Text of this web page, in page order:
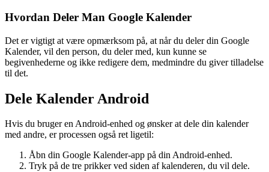
Hvordan Deler Man Google Kalender
Det er vigtigt at være opmærksom på, at når du deler din Google
Kalender, vil den person, du deler med, kun kunne se
begivenhederne og ikke redigere dem, medmindre du giver tilladelse
til det.
Dele Kalender Android
Hvis du bruger en Android-enhed og ønsker at dele din kalender
med andre, er processen også ret ligetil:
Åbn din Google Kalender-app på din Android-enhed.
Tryk på de tre prikker ved siden af kalenderen, du vil dele.